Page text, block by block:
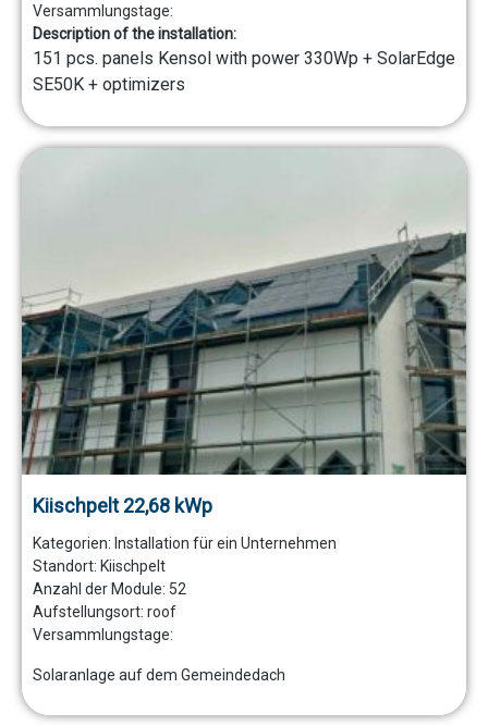
Versammlungstage:
Description of the installation:
151 pcs. panels Kensol with power 330Wp + SolarEdge
SE50K + optimizers
Kiischpelt 22,68 kWp
Kategorien: Installation für ein Unternehmen
Standort: Kiischpelt
Anzahl der Module: 52
Aufstellungsort: roof
Versammlungstage:
Solaranlage auf dem Gemeindedach